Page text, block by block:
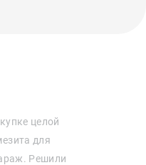
целой
для
Решили